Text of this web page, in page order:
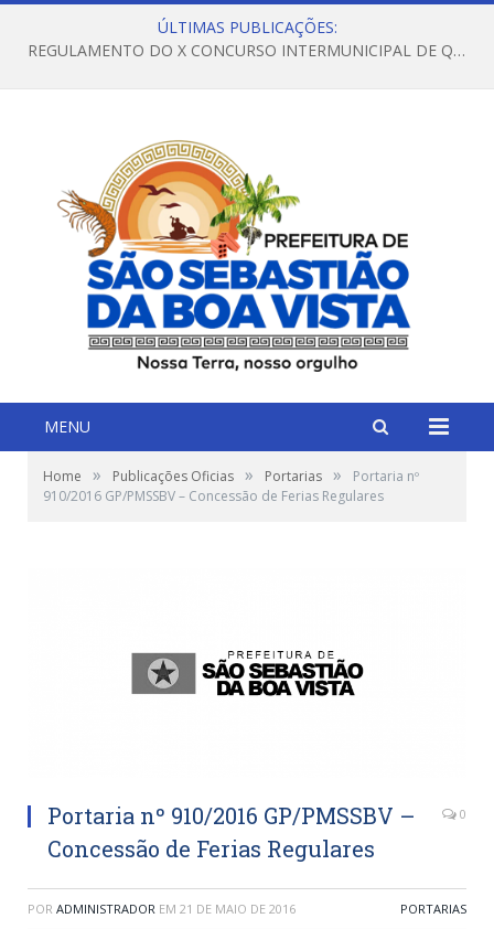
ÚLTIMAS PUBLICAÇÕES:
REGULAMENTO DO X CONCURSO INTERMUNICIPAL DE QUADRILHAS JUNINAS – 2026 – ARRAIÁ DA VENEZA
MENU
Home » Publicações Oficias » Portarias »
Portaria nº
910/2016 GP/PMSSBV – Concessão de Ferias Regulares
Portaria nº 910/2016 GP/PMSSBV –
Concessão de Ferias Regulares
0
POR ADMINISTRADOR EM 21 DE MAIO DE 2016 PORTARIAS